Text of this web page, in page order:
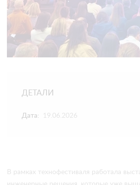
ДЕТАЛИ
Дата: 19.06.2026
В рамках технофестиваля работала